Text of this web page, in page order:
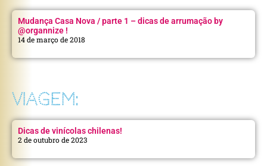
Mudança Casa Nova / parte 1 – dicas de arrumação by
@organnize !
14 de março de 2018
VIAGEM:
Dicas de vinícolas chilenas!
2 de outubro de 2023